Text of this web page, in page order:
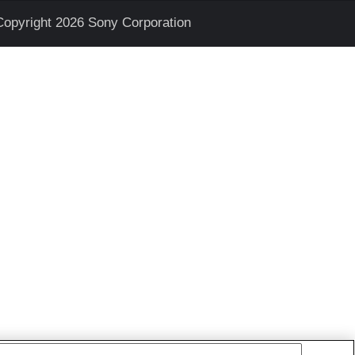
2026 Sony Corporation